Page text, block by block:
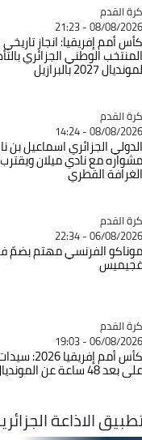
القدم
08/08/2026 -
أمم إفريقيا: انجاز تاريخي
الوطني الجزائري
2027 بالبرازيل
القدم
08/08/2026 -
الجزائري اسماعيل بن
مع نادي ميلان ويقترب
القطري
القدم
06/08/2026 -
الفرنسي مهتم بضمّ
القدم
06/08/2026 -
كأس أمم إفريقيا 2026:
48 ساعة عن المونديال
الاذاعة الجزائرية